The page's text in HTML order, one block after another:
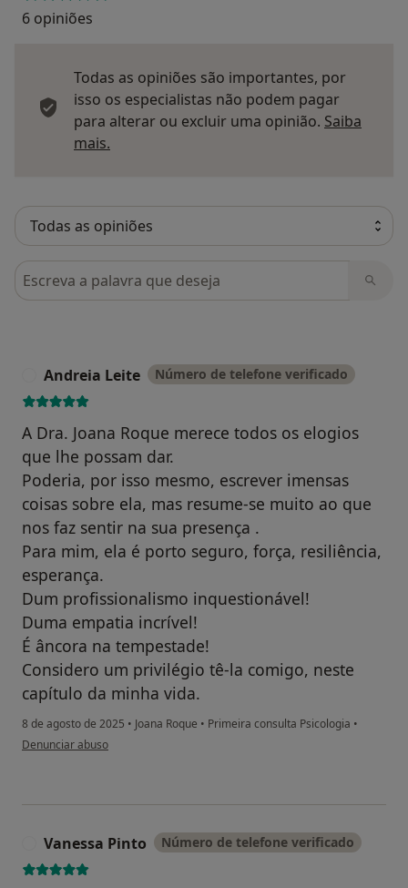
6 opiniões
Todas as opiniões são importantes, por
isso os especialistas não podem pagar
para alterar ou excluir uma opinião. Saiba
mais.
Pesquisar em opiniões
Andreia Leite Número de telefone verificado
A Dra. Joana Roque merece todos os elogios
que lhe possam dar.
Poderia, por isso mesmo, escrever imensas
coisas sobre ela, mas resume-se muito ao que
nos faz sentir na sua presença .
Para mim, ela é porto seguro, força, resiliência,
esperança.
Dum profissionalismo inquestionável!
Duma empatia incrível!
É âncora na tempestade!
Considero um privilégio tê-la comigo, neste
capítulo da minha vida.
8 de agosto de 2025 • Joana Roque • Primeira consulta Psicologia •
na opinião do utilizador Andreia Leite
Denunciar abuso
Vanessa Pinto Número de telefone verificado